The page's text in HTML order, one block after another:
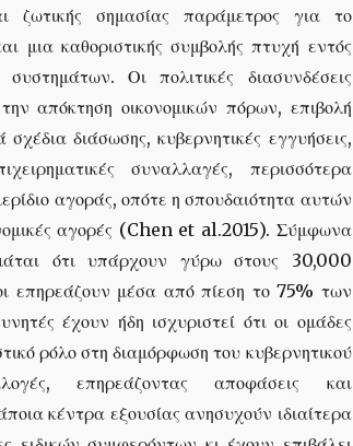
ζωτικής σημασίας παράμετρος για το
μια καθοριστικής συμβολής πτυχή εντός
Οι πολιτικές διασυνδέσεις
απόκτηση οικονομικών πόρων, επιβολή
διάσωσης, κυβερνητικές εγγυήσεις,
συναλλαγές, περισσότερα
αγοράς, οπότε η σπουδαιότητα αυτών
αγορές (Chen et al.2015). Σύμφωνα
ότι υπάρχουν γύρω στους 30,000
επηρεάζουν μέσα από πίεση το 75% των
έχουν ήδη ισχυριστεί ότι οι ομάδες
ρόλο στη διαμόρφωση του κυβερνητικού
επηρεάζοντας αποφάσεις και
κέντρα εξουσίας ανησυχούν ιδιαίτερα